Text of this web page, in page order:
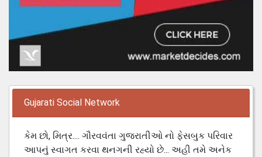
Gujarati Social Network
કેમ છો, મિત્ર.... ગૌરવવંતા ગુજરાતીઓ નો ફેસબુક પરિવાર
આપનું સ્વાગત કરવા થનગની રહ્યો છે... અહી તમે અનેક